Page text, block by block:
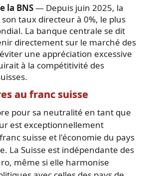
la BNS— Depuis juin 2025, la
taux directeur à 0%, le plus
La banque centrale se dit
directement sur le marché des
une appréciation excessive
à la compétitivité des
au franc suisse
pour sa neutralité en tant que
est exceptionnellement
suisse et l'économie du pays
La Suisse est indépendante des
même si elle harmonise